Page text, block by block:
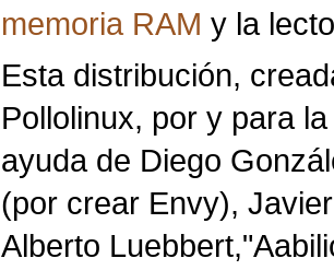
memoria RAM y la
Esta distribución,
Pollolinux, por y para
ayuda de Diego
(por crear Envy),
Alberto